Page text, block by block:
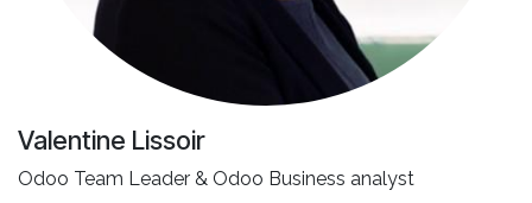
Valentine Lissoir
Odoo Team Leader & Odoo Business analyst